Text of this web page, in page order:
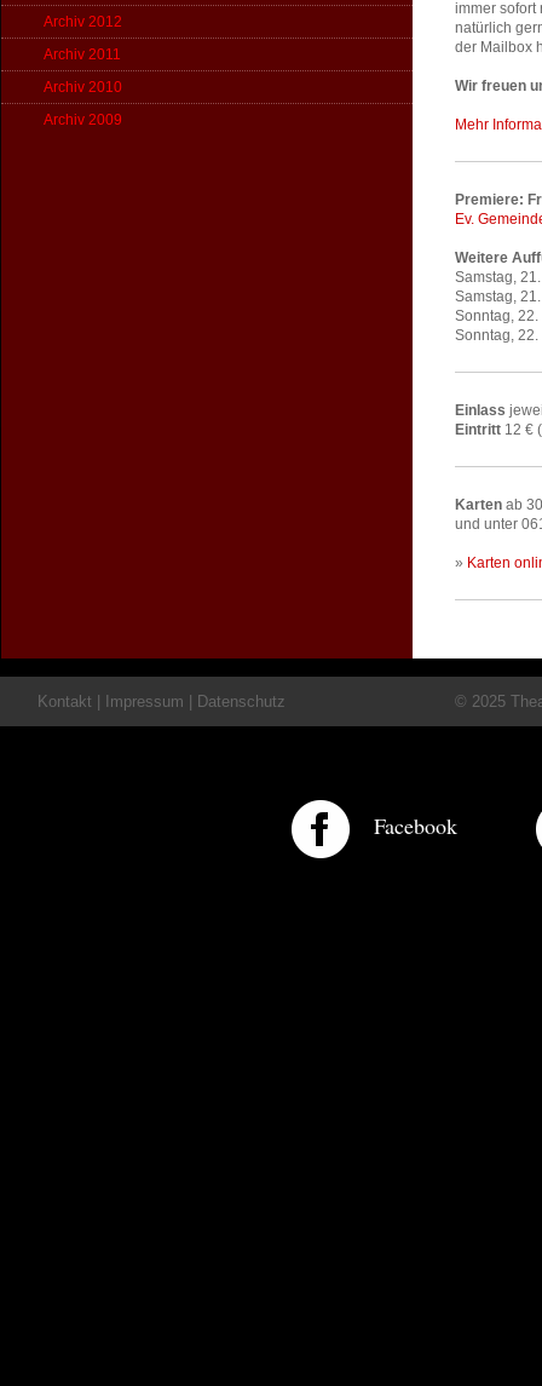
Archiv 2012
Archiv 2011
Archiv 2010
Archiv 2009
immer sofort
natürlich
der Mailbox
Wir freuen
Mehr
Premiere:
Ev.
Weitere
Samstag,
Samstag,
Sonntag,
Sonntag,
Einlass
Eintritt12 €
Kartenab
und unter
» Karten
Kontakt Impressum Datenschutz © 2025
Facebook